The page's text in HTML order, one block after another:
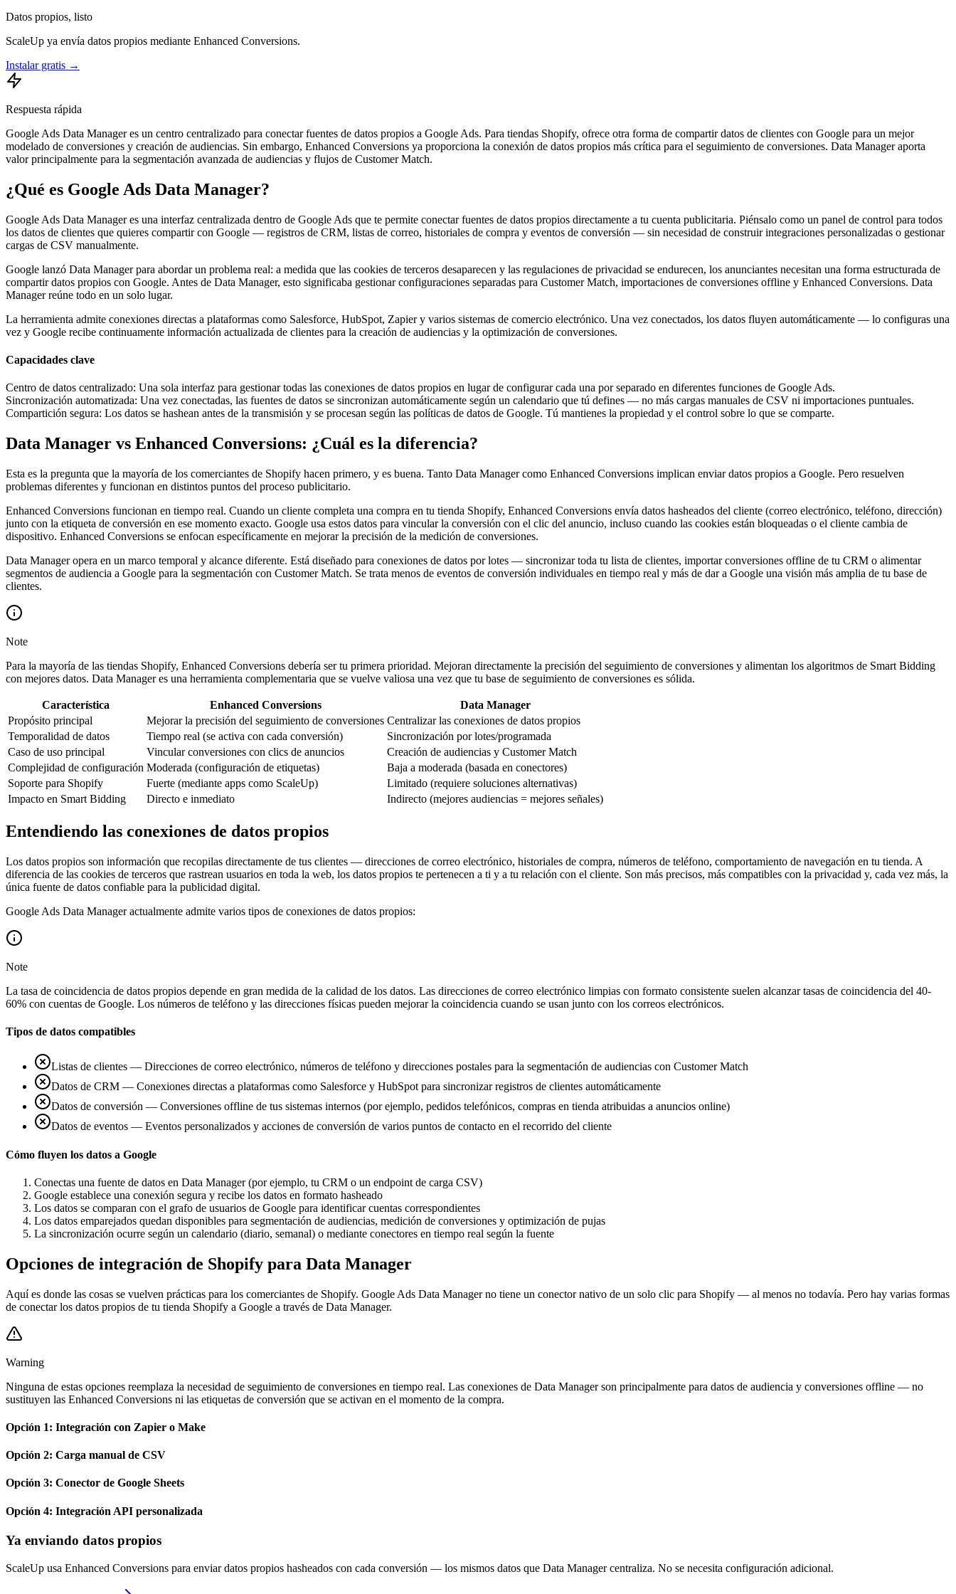
Datos propios, listo
ScaleUp ya envía datos propios mediante Enhanced Conversions.
Instalar gratis →
Respuesta rápida
Google Ads Data Manager es un centro centralizado para conectar fuentes de datos propios a Google Ads. Para tiendas Shopify, ofrece otra forma de compartir datos de clientes con Google para un mejor
modelado de conversiones y creación de audiencias. Sin embargo, Enhanced Conversions ya proporciona la conexión de datos propios más crítica para el seguimiento de conversiones. Data Manager aporta
valor principalmente para la segmentación avanzada de audiencias y flujos de Customer Match.
¿Qué es Google Ads Data Manager?
Google Ads Data Manager es una interfaz centralizada dentro de Google Ads que te permite conectar fuentes de datos propios directamente a tu cuenta publicitaria. Piénsalo como un panel de control para todos
los datos de clientes que quieres compartir con Google — registros de CRM, listas de correo, historiales de compra y eventos de conversión — sin necesidad de construir integraciones personalizadas o gestionar
cargas de CSV manualmente.
Google lanzó Data Manager para abordar un problema real: a medida que las cookies de terceros desaparecen y las regulaciones de privacidad se endurecen, los anunciantes necesitan una forma estructurada de
compartir datos propios con Google. Antes de Data Manager, esto significaba gestionar configuraciones separadas para Customer Match, importaciones de conversiones offline y Enhanced Conversions. Data
Manager reúne todo en un solo lugar.
La herramienta admite conexiones directas a plataformas como Salesforce, HubSpot, Zapier y varios sistemas de comercio electrónico. Una vez conectados, los datos fluyen automáticamente — lo configuras una
vez y Google recibe continuamente información actualizada de clientes para la creación de audiencias y la optimización de conversiones.
Capacidades clave
Centro de datos centralizado: Una sola interfaz para gestionar todas las conexiones de datos propios en lugar de configurar cada una por separado en diferentes funciones de Google Ads.
Sincronización automatizada: Una vez conectadas, las fuentes de datos se sincronizan automáticamente según un calendario que tú defines — no más cargas manuales de CSV ni importaciones puntuales.
Compartición segura: Los datos se hashean antes de la transmisión y se procesan según las políticas de datos de Google. Tú mantienes la propiedad y el control sobre lo que se comparte.
Data Manager vs Enhanced Conversions: ¿Cuál es la diferencia?
Esta es la pregunta que la mayoría de los comerciantes de Shopify hacen primero, y es buena. Tanto Data Manager como Enhanced Conversions implican enviar datos propios a Google. Pero resuelven
problemas diferentes y funcionan en distintos puntos del proceso publicitario.
Enhanced Conversions funcionan en tiempo real. Cuando un cliente completa una compra en tu tienda Shopify, Enhanced Conversions envía datos hasheados del cliente (correo electrónico, teléfono, dirección)
junto con la etiqueta de conversión en ese momento exacto. Google usa estos datos para vincular la conversión con el clic del anuncio, incluso cuando las cookies están bloqueadas o el cliente cambia de
dispositivo. Enhanced Conversions se enfocan específicamente en mejorar la precisión de la medición de conversiones.
Data Manager opera en un marco temporal y alcance diferente. Está diseñado para conexiones de datos por lotes — sincronizar toda tu lista de clientes, importar conversiones offline de tu CRM o alimentar
segmentos de audiencia a Google para la segmentación con Customer Match. Se trata menos de eventos de conversión individuales en tiempo real y más de dar a Google una visión más amplia de tu base de
clientes.
Note
Para la mayoría de las tiendas Shopify, Enhanced Conversions debería ser tu primera prioridad. Mejoran directamente la precisión del seguimiento de conversiones y alimentan los algoritmos de Smart Bidding
con mejores datos. Data Manager es una herramienta complementaria que se vuelve valiosa una vez que tu base de seguimiento de conversiones es sólida.
Característica Enhanced Conversions
Data Manager
Propósito principal
Mejorar la precisión del seguimiento de conversiones Centralizar las conexiones de datos propios
Temporalidad de datos
Tiempo real (se activa con cada conversión)
Sincronización por lotes/programada
Caso de uso principal
Vincular conversiones con clics de anuncios
Creación de audiencias y Customer Match
Complejidad de configuración Moderada (configuración de etiquetas)
Baja a moderada (basada en conectores)
Soporte para Shopify
Fuerte (mediante apps como ScaleUp)
Limitado (requiere soluciones alternativas)
Impacto en Smart Bidding
Directo e inmediato Indirecto (mejores audiencias = mejores señales)
Entendiendo las conexiones de datos propios
Los datos propios son información que recopilas directamente de tus clientes — direcciones de correo electrónico, historiales de compra, números de teléfono, comportamiento de navegación en tu tienda. A
diferencia de las cookies de terceros que rastrean usuarios en toda la web, los datos propios te pertenecen a ti y a tu relación con el cliente. Son más precisos, más compatibles con la privacidad y, cada vez más, la
única fuente de datos confiable para la publicidad digital.
Google Ads Data Manager actualmente admite varios tipos de conexiones de datos propios:
Note
La tasa de coincidencia de datos propios depende en gran medida de la calidad de los datos. Las direcciones de correo electrónico limpias con formato consistente suelen alcanzar tasas de coincidencia del 40-
60% con cuentas de Google. Los números de teléfono y las direcciones físicas pueden mejorar la coincidencia cuando se usan junto con los correos electrónicos.
Tipos de datos compatibles
Listas de clientes — Direcciones de correo electrónico, números de teléfono y direcciones postales para la segmentación de audiencias con Customer Match
Datos de CRM — Conexiones directas a plataformas como Salesforce y HubSpot para sincronizar registros de clientes automáticamente
Datos de conversión — Conversiones offline de tus sistemas internos (por ejemplo, pedidos telefónicos, compras en tienda atribuidas a anuncios online)
Datos de eventos — Eventos personalizados y acciones de conversión de varios puntos de contacto en el recorrido del cliente
Cómo fluyen los datos a Google
Conectas una fuente de datos en Data Manager (por ejemplo, tu CRM o un endpoint de carga CSV)
Google establece una conexión segura y recibe los datos en formato hasheado
Los datos se comparan con el grafo de usuarios de Google para identificar cuentas correspondientes
Los datos emparejados quedan disponibles para segmentación de audiencias, medición de conversiones y optimización de pujas
La sincronización ocurre según un calendario (diario, semanal) o mediante conectores en tiempo real según la fuente
Opciones de integración de Shopify para Data Manager
Aquí es donde las cosas se vuelven prácticas para los comerciantes de Shopify. Google Ads Data Manager no tiene un conector nativo de un solo clic para Shopify — al menos no todavía. Pero hay varias formas
de conectar los datos propios de tu tienda Shopify a Google a través de Data Manager.
Warning
Ninguna de estas opciones reemplaza la necesidad de seguimiento de conversiones en tiempo real. Las conexiones de Data Manager son principalmente para datos de audiencia y conversiones offline — no
sustituyen las Enhanced Conversions ni las etiquetas de conversión que se activan en el momento de la compra.
Opción 1: Integración con Zapier o Make
Opción 2: Carga manual de CSV
Opción 3: Conector de Google Sheets
Opción 4: Integración API personalizada
Ya enviando datos propios
ScaleUp usa Enhanced Conversions para enviar datos propios hasheados con cada conversión — los mismos datos que Data Manager centraliza. No se necesita configuración adicional.